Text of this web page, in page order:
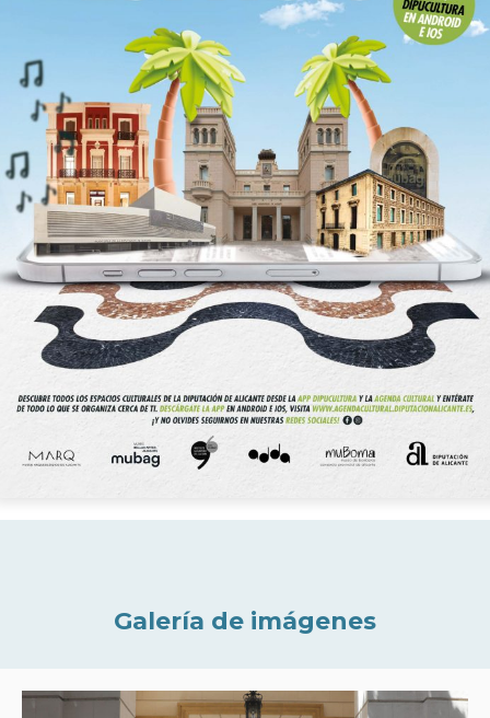
Galería de imágenes